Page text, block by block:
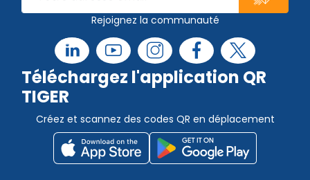
Rejoignez la communauté
Téléchargez l'application QR
TIGER
Créez et scannez des codes QR en déplacement